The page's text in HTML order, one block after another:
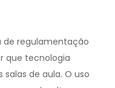
de regulamentação
que tecnologia
de aula. O uso